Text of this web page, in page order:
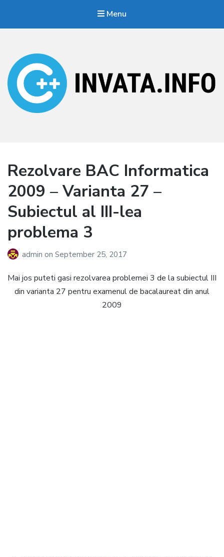
Menu
Rezolvare BAC Informatica
2009 – Varianta 27 –
Subiectul al III-lea
problema 3
admin on September 25, 2017
Mai jos puteti gasi rezolvarea problemei 3 de la subiectul III
din varianta 27 pentru examenul de bacalaureat din anul
2009